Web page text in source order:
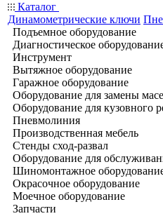
Каталог
Динамометрические ключи
Подъемное оборудование
Диагностическое
Инструмент
Вытяжное оборудование
Гаражное оборудование
Оборудование для замены
Оборудование для кузовного
Пневмолиния
Производственная мебель
Стенды сход-развал
Оборудование для
Шиномонтажное
Окрасочное оборудование
Моечное оборудование
Запчасти